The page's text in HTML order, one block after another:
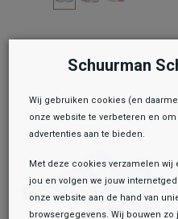
Schuurman
Wij gebruiken cookies (en
onze website te verbeteren en
advertenties aan te bieden.
Met deze cookies verzamelen wij
jou en volgen we jouw
onze website aan de hand van
browsergegevens. Wij bouwen